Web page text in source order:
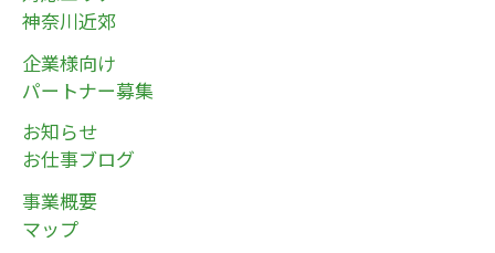
神奈川近郊
企業様向け
パートナー募集
お知らせ
お仕事ブログ
事業概要
マップ